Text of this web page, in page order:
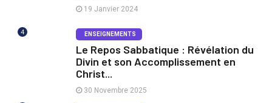
19 Janvier 2024
4 ENSEIGNEMENTS
Le Repos Sabbatique : Révélation du
Divin et son Accomplissement en
Christ...
30 Novembre 2025